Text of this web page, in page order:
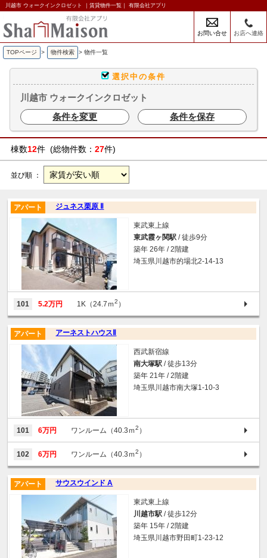
川越市 ウォークインクロゼット ｜賃貸物件一覧｜ 有限会社アプリ
お問い合せ お店へ連絡
TOPページ > 物件検索 > 物件一覧
選択中の条件
川越市 ウォークインクロゼット
条件を変更
条件を保存
棟数12件 (総物件数： 27件)
並び順 ：
ジュネス栗原 Ⅱ
アパート
東武東上線
東武霞ヶ関駅 / 徒歩9分
築年 26年 / 2階建
埼玉県川越市的場北2-14-13
101 5.2万円 1K（24.7ｍ2 ）
アーネストハウスⅡ
アパート
西武新宿線
南大塚駅 / 徒歩13分
築年 21年 / 2階建
埼玉県川越市南大塚1-10-3
101 6万円 ワンルーム（40.3ｍ2 ）
102 6万円 ワンルーム（40.3ｍ2 ）
サウスウインド A
アパート
東武東上線
川越市駅 / 徒歩12分
築年 15年 / 2階建
埼玉県川越市野田町1-23-12